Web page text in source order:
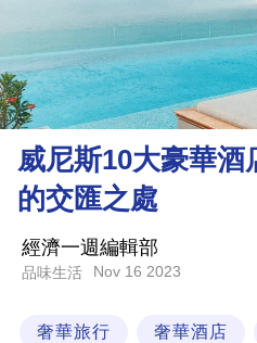
資
樓
市
理
財
商
業
科
威尼斯10大豪華酒
的交匯之處
經濟一週編輯部
品味生活 Nov 16 2023
奢華旅行 奢華酒店